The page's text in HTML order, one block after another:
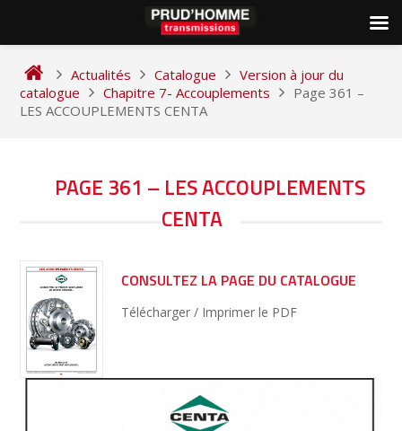
content
Actualités Catalogue
Version à jour du
catalogue
Chapitre 7- Accouplements
Page 361 –
LES ACCOUPLEMENTS CENTA
PAGE 361 – LES ACCOUPLEMENTS
CENTA
CONSULTEZ LA PAGE DU CATALOGUE
Télécharger / Imprimer le PDF
NAVIGATION